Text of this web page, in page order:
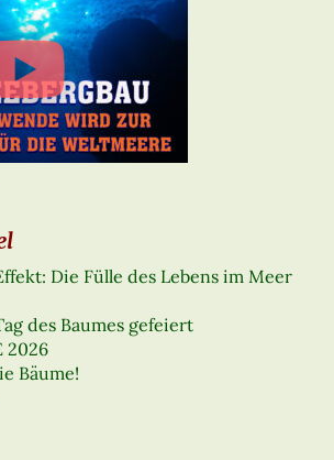
Die Fülle des Lebens im Meer
des Baumes gefeiert
2026
Bäume!